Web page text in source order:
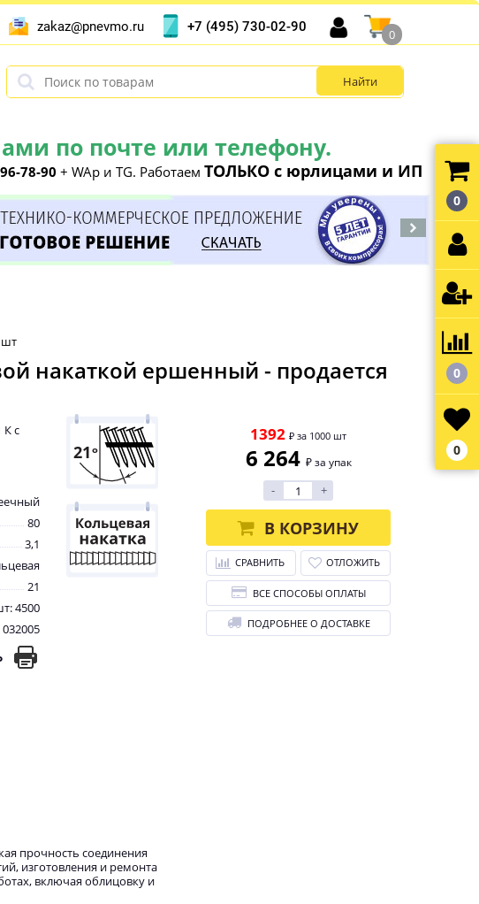
по почте или телефону.
78-90 + WAp и TG. Работаем ТОЛЬКО с юрлицами и ИП
zakaz@pnevmo.ru +7 (495) 730-02-90
0
шт
накаткой ершенный - продается
К с
80
3,1
21
4500
032005
1392 ₽ за 1000 шт
6 264 ₽ за упак
- +
В КОРЗИНУ
СРАВНИТЬ ОТЛОЖИТЬ
ВСЕ СПОСОБЫ ОПЛАТЫ
ПОДРОБНЕЕ О ДОСТАВКЕ
прочность соединения
изготовления и ремонта
включая облицовку и
0
0
0